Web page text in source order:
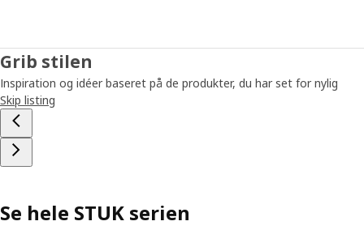
Grib stilen
Inspiration og idéer baseret på de produkter, du har set for nylig
Skip listing
Se hele STUK serien